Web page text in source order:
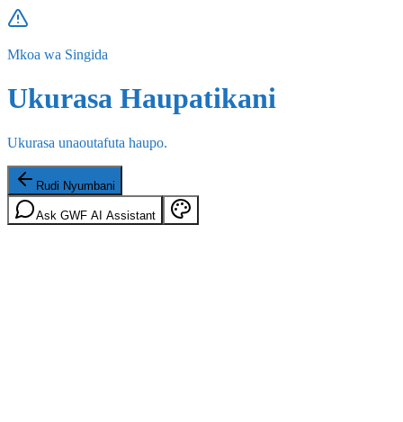
Mkoa wa Singida
Ukurasa Haupatikani
Ukurasa unaoutafuta haupo.
Rudi Nyumbani
Ask GWF AI Assistant